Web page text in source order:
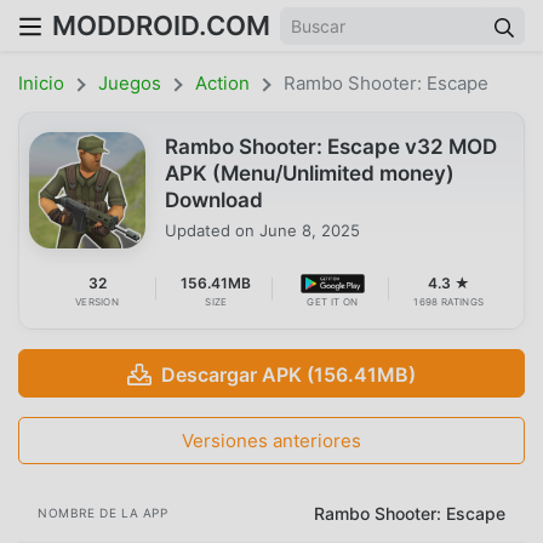
MODDROID.COM
Inicio Juegos Action Rambo Shooter: Escape
Rambo Shooter: Escape v32 MOD
APK (Menu/Unlimited money)
Download
Updated on June 8, 2025
32
VERSION
156.41MB
SIZE GET IT ON
4.3 ★
1698 RATINGS
Descargar APK (156.41MB)
Versiones anteriores
NOMBRE DE LA APP Rambo Shooter: Escape